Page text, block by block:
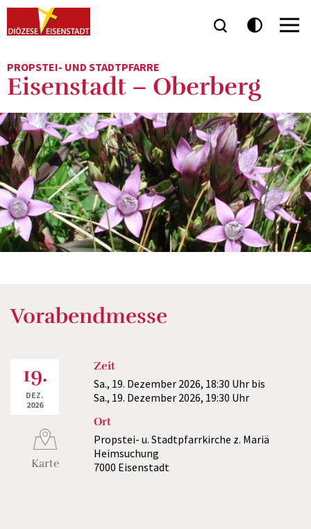
PROPSTEI- UND STADTPFARRE
Eisenstadt – Oberberg
Vorabendmesse
19.
DEZ.
2026
Karte
Zeit
Sa., 19. Dezember 2026, 18:30 Uhr bis
Sa., 19. Dezember 2026, 19:30 Uhr
Ort
Propstei- u. Stadtpfarrkirche z. Mariä
Heimsuchung
7000 Eisenstadt